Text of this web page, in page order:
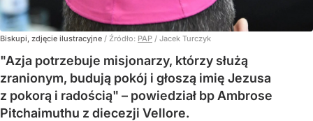
Biskupi, zdjęcie ilustracyjne / Źródło: PAP / Jacek Turczyk
"Azja potrzebuje misjonarzy, którzy służą
zranionym, budują pokój i głoszą imię Jezusa
z pokorą i radością" – powiedział bp Ambrose
Pitchaimuthu z diecezji Vellore.